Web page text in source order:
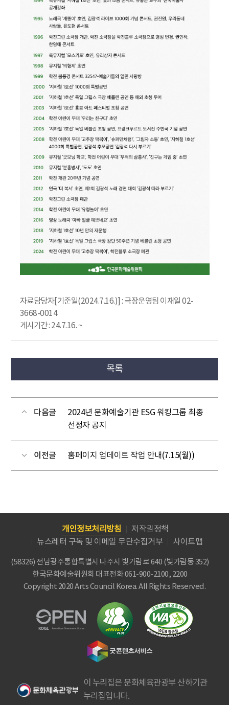
자료담당자[기준일(2024.7.16.)] : 극장운영팀 이재일 02-
3668-0014
게시기간 : 24.7.16. ~
목록
다음글
2024년 문화예술기관 ESG 워킹그룹 최종
선정자 공지
이전글 홈페이지 업데이트 작업 안내(7.15(월))
개인정보처리방침
저작권정책
뉴스레터 구독 및 이메일 무단수집거부
사이트맵
(58326) 전남광주통합특별시 나주시 빛가람로 640 (빛가람동 352)
한국문화예술위원회 대표전화 061-900-2100, 2200
Copyright 2020 Arts Council Korea. All Rights Reserved.
이 누리집은 문화체육관광부 산하기관
누리집입니다.